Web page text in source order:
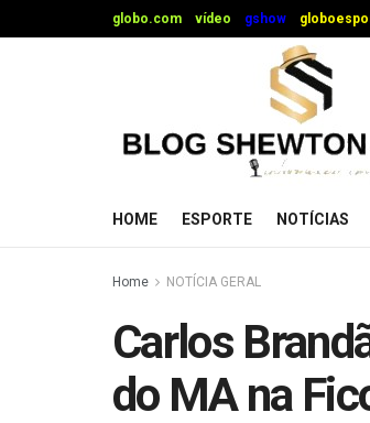
globo.com vídeo gshow
HOME ESPORTE NOTÍCIAS
Home NOTÍCIA GERAL
Carlos
do MA na